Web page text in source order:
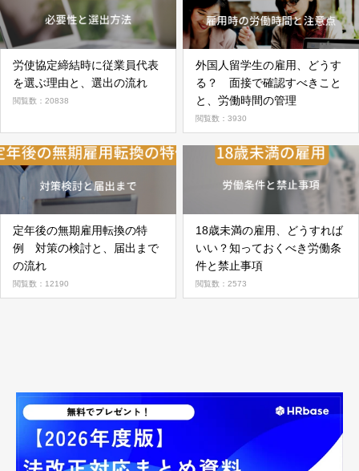
労使協定締結時に従業員代表
を選ぶ理由と、選出の流れ
閲覧数：20838
外国人留学生の雇用、どうす
る？ 面接で確認すべきこと
と、労働時間の管理
閲覧数：3930
定年後の無期雇用転換の特
例 対策の検討と、届出まで
の流れ
閲覧数：12190
18歳未満の雇用、どうすれば
いい？知っておくべき労働条
件と禁止事項
閲覧数：2573